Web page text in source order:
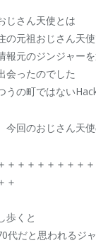
じさん天使とは
の元祖おじさん天
報元のジンジャー
会ったのでした
うの町ではない
今回のおじさん天
＋＋＋＋＋＋＋＋
＋
歩くと
代だと思われるジ